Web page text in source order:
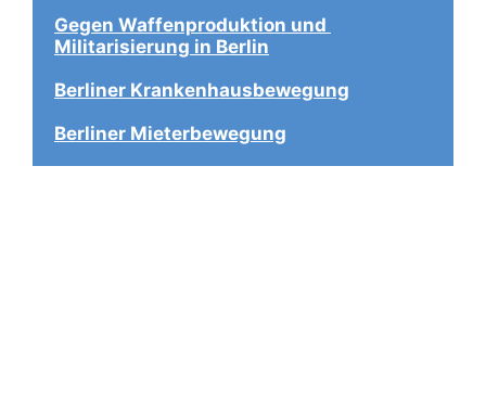
Gegen Waffenproduktion und
Militarisierung in Berlin
Berliner Krankenhausbewegung
Berliner Mieterbewegung